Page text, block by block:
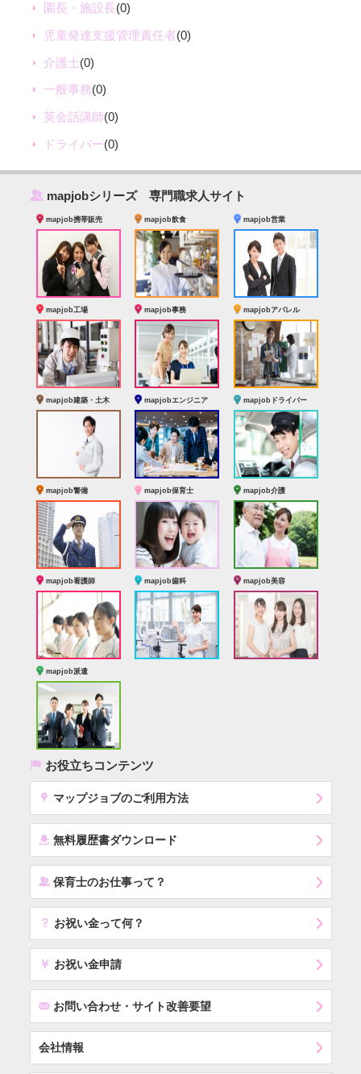
園長・施設長(0)
児童発達支援管理責任者(0)
介護士(0)
一般事務(0)
英会話講師(0)
ドライバー(0)
‰ mapjobシリーズ 専門職求人サイト
mapjob携帯販売 mapjob飲食 mapjob営業
mapjob工場 mapjob事務 mapjobアパレル
mapjob建築・土木 mapjobエンジニア mapjobドライバー
mapjob警備 mapjob保育士 mapjob介護
mapjob看護師 mapjob歯科 mapjob美容
mapjob派遣
( お役立ちコンテンツ
x マップジョブのご利用方法
í 無料履歴書ダウンロード
‰ 保育士のお仕事って？
？ お祝い金って何？
￥ お祝い金申請
Fお問い合わせ・サイト改善要望
会社情報